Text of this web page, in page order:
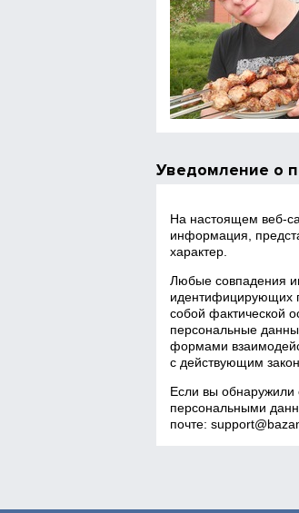
Уведомление о
На настоящем
информация,
характер.
Любые совпадения
идентифицирующих
собой фактической
персональные
формами
с действующим
Если вы обнаружили
персональными
почте: